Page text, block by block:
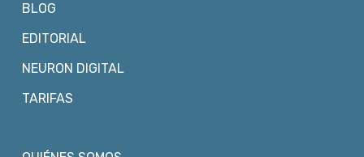
BLOG
EDITORIAL
NEURON DIGITAL
TARIFAS